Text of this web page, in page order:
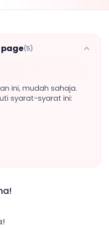
page(5)
ini, mudah sahaja.
syarat-syarat ini: